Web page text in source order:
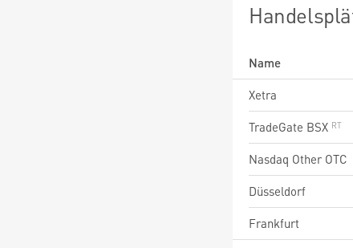
Name
Xetra
TradeGate BSX
Nasdaq Other OTC
Düsseldorf
Frankfurt